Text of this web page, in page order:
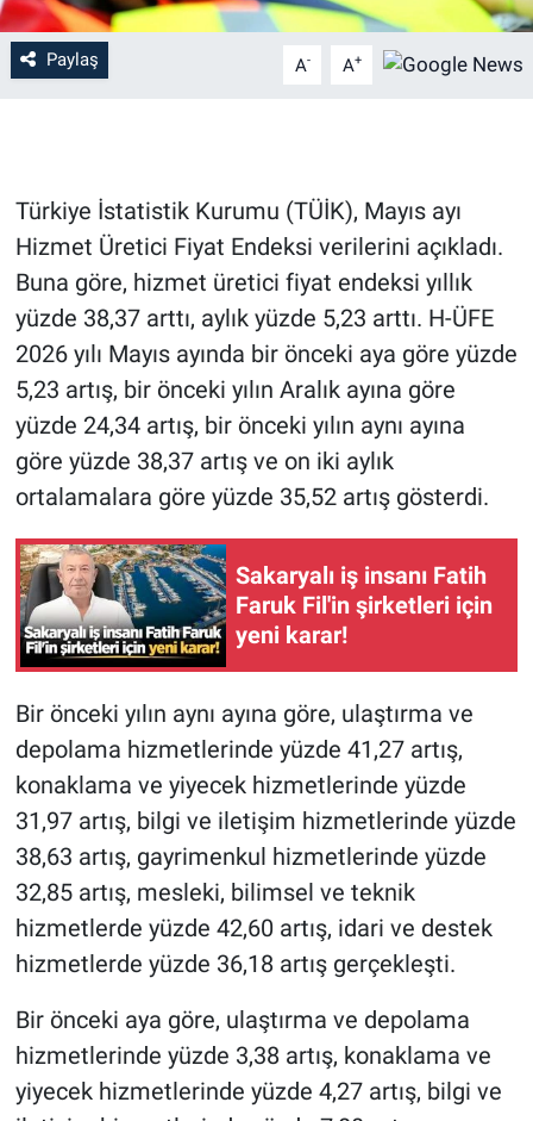
Paylaş A- A+
Türkiye İstatistik Kurumu (TÜİK), Mayıs ayı
Hizmet Üretici Fiyat Endeksi verilerini açıkladı.
Buna göre, hizmet üretici fiyat endeksi yıllık
yüzde 38,37 arttı, aylık yüzde 5,23 arttı. H-ÜFE
2026 yılı Mayıs ayında bir önceki aya göre yüzde
5,23 artış, bir önceki yılın Aralık ayına göre
yüzde 24,34 artış, bir önceki yılın aynı ayına
göre yüzde 38,37 artış ve on iki aylık
ortalamalara göre yüzde 35,52 artış gösterdi.
Sakaryalı iş insanı Fatih
Faruk Fil'in şirketleri için
yeni karar!
Bir önceki yılın aynı ayına göre, ulaştırma ve
depolama hizmetlerinde yüzde 41,27 artış,
konaklama ve yiyecek hizmetlerinde yüzde
31,97 artış, bilgi ve iletişim hizmetlerinde yüzde
38,63 artış, gayrimenkul hizmetlerinde yüzde
32,85 artış, mesleki, bilimsel ve teknik
hizmetlerde yüzde 42,60 artış, idari ve destek
hizmetlerde yüzde 36,18 artış gerçekleşti.
Bir önceki aya göre, ulaştırma ve depolama
hizmetlerinde yüzde 3,38 artış, konaklama ve
yiyecek hizmetlerinde yüzde 4,27 artış, bilgi ve